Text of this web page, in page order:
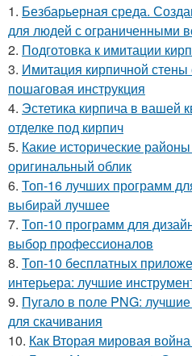
1. Безбарьерная среда.
для людей с ограниченными
2. Подготовка к имитации
3. Имитация кирпичной
пошаговая инструкция
4. Эстетика кирпича в вашей
отделке под кирпич
5. Какие исторические
оригинальный облик
6. Топ-16 лучших программ
выбирай лучшее
7. Топ-10 программ для
выбор профессионалов
8. Топ-10 бесплатных
интерьера: лучшие
9. Пугало в поле PNG:
для скачивания
10. Как Вторая мировая